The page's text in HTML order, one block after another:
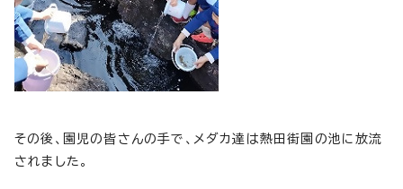
その後、園児の皆さんの手で、メダカ達は熱田街園の池に放流
されました。